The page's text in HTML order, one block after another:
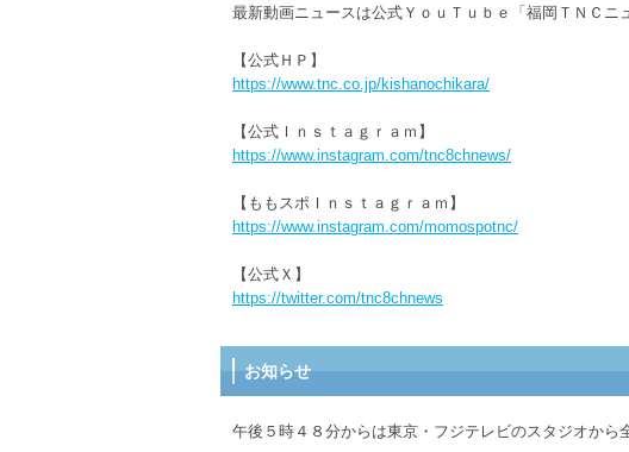
最新動画ニュースは公式ＹｏｕＴｕｂｅ「福岡ＴＮＣニ
【公式ＨＰ】
https://www.tnc.co.jp/kishanochikara/
【公式Ｉｎｓｔａｇｒａｍ】
https://www.instagram.com/tnc8chnews/
【ももスポＩｎｓｔａｇｒａｍ】
https://www.instagram.com/momospotnc/
【公式Ｘ】
https://twitter.com/tnc8chnews
お知らせ
午後５時４８分からは東京・フジテレビのスタジオから